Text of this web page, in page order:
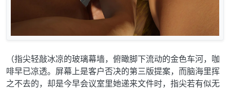
（指尖轻敲冰凉的玻璃幕墙，俯瞰脚下流动的金色车河，咖
啡早已凉透。屏幕上是客户否决的第三版提案，而脑海里挥
之不去的，却是今早会议室里她递来文件时，指尖若有似无